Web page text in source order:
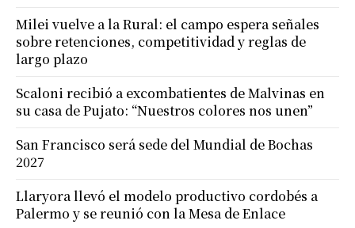
Milei vuelve a la Rural: el campo espera señales
sobre retenciones, competitividad y reglas de
largo plazo
Scaloni recibió a excombatientes de Malvinas en
su casa de Pujato: “Nuestros colores nos unen”
San Francisco será sede del Mundial de Bochas
2027
Llaryora llevó el modelo productivo cordobés a
Palermo y se reunió con la Mesa de Enlace